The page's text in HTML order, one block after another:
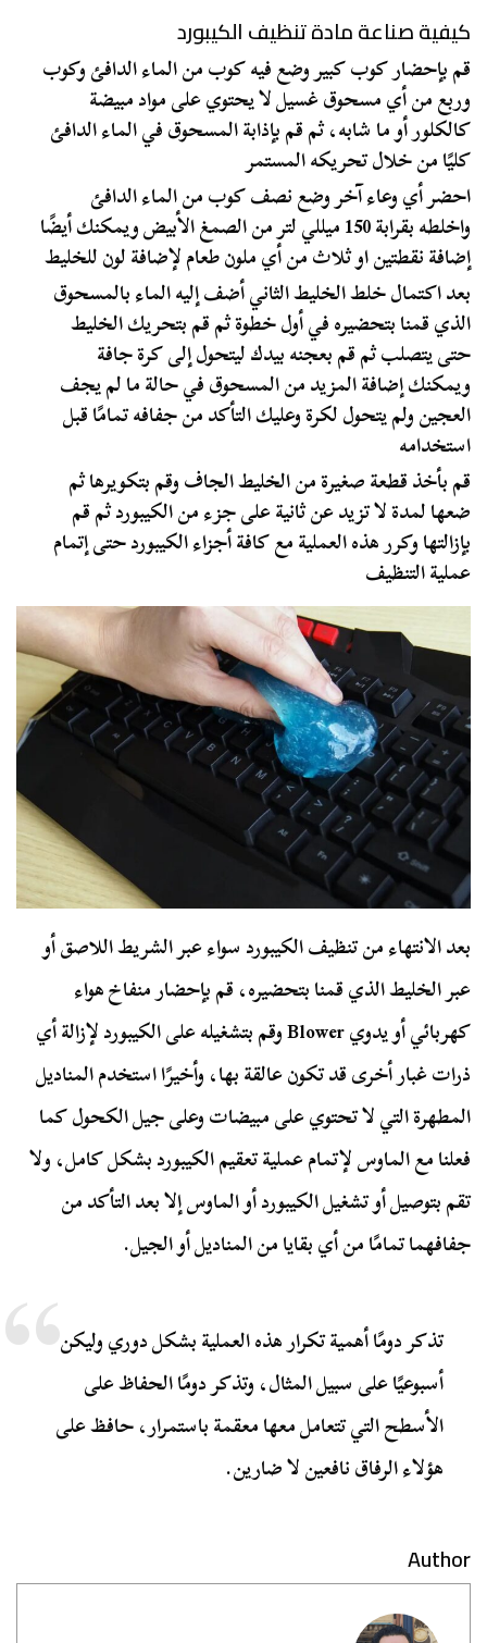
كيفية صناعة مادة تنظيف الكيبورد
قم بإحضار كوب كبير وضع فيه كوب من الماء الدافئ وكوب
وربع من أي مسحوق غسيل لا يحتوي على مواد مبيضة
كالكلور أو ما شابه، ثم قم بإذابة المسحوق في الماء الدافئ
كليًا من خلال تحريكه المستمر
احضر أي وعاء آخر وضع نصف كوب من الماء الدافئ
واخلطه بقرابة 150 ميللي لتر من الصمغ الأبيض ويمكنك أيضًا
إضافة نقطتين او ثلاث من أي ملون طعام لإضافة لون للخليط
بعد اكتمال خلط الخليط الثاني أضف إليه الماء بالمسحوق
الذي قمنا بتحضيره في أول خطوة ثم قم بتحريك الخليط
حتى يتصلب ثم قم بعجنه بيدك ليتحول إلى كرة جافة
ويمكنك إضافة المزيد من المسحوق في حالة ما لم يجف
العجين ولم يتحول لكرة وعليك التأكد من جفافه تمامًا قبل
استخدامه
قم بأخذ قطعة صغيرة من الخليط الجاف وقم بتكويرها ثم
ضعها لمدة لا تزيد عن ثانية على جزء من الكيبورد ثم قم
بإزالتها وكرر هذه العملية مع كافة أجزاء الكيبورد حتى إتمام
عملية التنظيف
بعد الانتهاء من تنظيف الكيبورد سواء عبر الشريط اللاصق أو
عبر الخليط الذي قمنا بتحضيره، قم بإحضار منفاخ هواء
كهربائي أو يدوي Blower وقم بتشغيله على الكيبورد لإزالة أي
ذرات غبار أخرى قد تكون عالقة بها، وأخيرًا استخدم المناديل
المطهرة التي لا تحتوي على مبيضات وعلى جيل الكحول كما
فعلنا مع الماوس لإتمام عملية تعقيم الكيبورد بشكل كامل، ولا
تقم بتوصيل أو تشغيل الكيبورد أو الماوس إلا بعد التأكد من
جفافهما تمامًا من أي بقايا من المناديل أو الجيل.
تذكر دومًا أهمية تكرار هذه العملية بشكل دوري وليكن
أسبوعيًا على سبيل المثال، وتذكر دومًا الحفاظ على
الأسطح التي تتعامل معها معقمة باستمرار، حافظ على
هؤلاء الرفاق نافعين لا ضارين.
Author